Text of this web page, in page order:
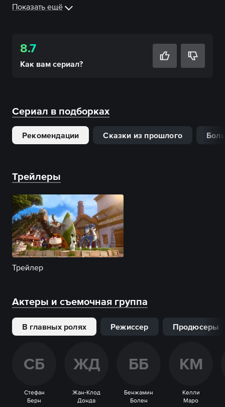
Показать ещё
8.7
Как вам сериал?
Сериал в подборках
Рекомендации Сказки из прошлого
Трейлеры
Трейлер
Актеры и съемочная группа
В главных ролях Режиссер Продюсеры
СБ
Стефан
Берн
ЖД
Жан-Клод
Донда
ББ
Бенжамин
Болен
КМ
Келли
Маро